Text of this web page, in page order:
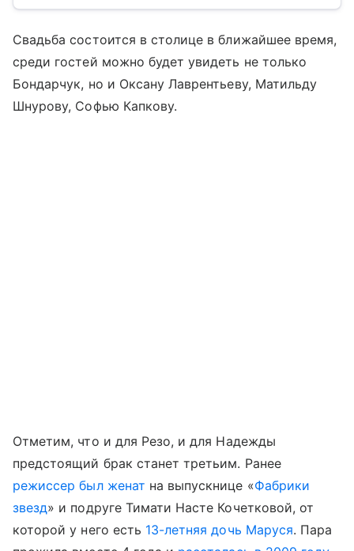
Свадьба состоится в столице в ближайшее время,
среди гостей можно будет увидеть не только
Бондарчук, но и Оксану Лаврентьеву, Матильду
Шнурову, Софью Капкову.
Отметим, что и для Резо, и для Надежды
предстоящий брак станет третьим. Ранее
режиссер был женат на выпускнице «Фабрики
звезд» и подруге Тимати Насте Кочетковой, от
которой у него есть 13-летняя дочь Маруся. Пара